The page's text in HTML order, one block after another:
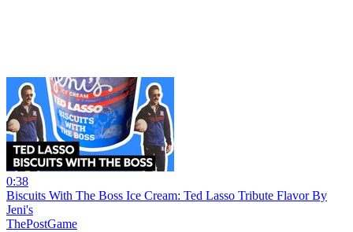
0:38
Biscuits With The Boss Ice Cream: Ted Lasso Tribute Flavor By
Jeni's
ThePostGame